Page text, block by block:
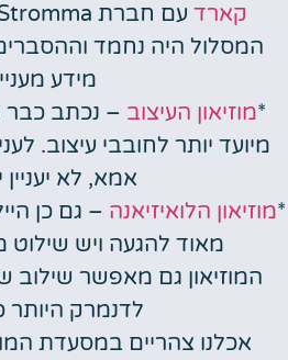
קארד
המסלול היה נחמד
מידע
*מוזיאון העיצוב – נכתב כבר
מיועד יותר לחובבי עיצוב.
אמא, לא יעניין
*מוזיאון הלואיזיאנה – גם כן
מאוד להגעה ויש
המוזיאון גם מאפשר
לדנמרק היותר
אכלנו צהריים במסעדת